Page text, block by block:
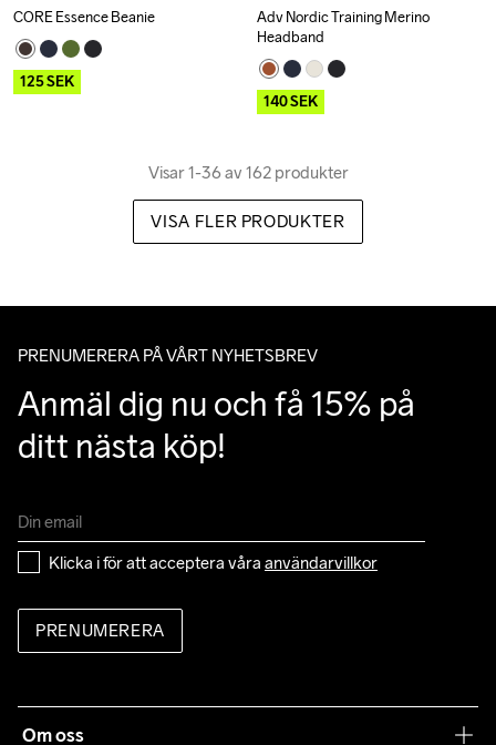
Outlet
CORE Essence Beanie
125SEK
Outlet
Adv Nordic Training Merino
Headband
140SEK
Visar 1-36 av 162 produkter
VISA FLER PRODUKTER
PRENUMERERA PÅ VÅRT NYHETSBREV
Anmäl dig nu och få 15% på
ditt nästa köp!
Klicka i för att acceptera våra användarvillkor
PRENUMERERA
Om oss